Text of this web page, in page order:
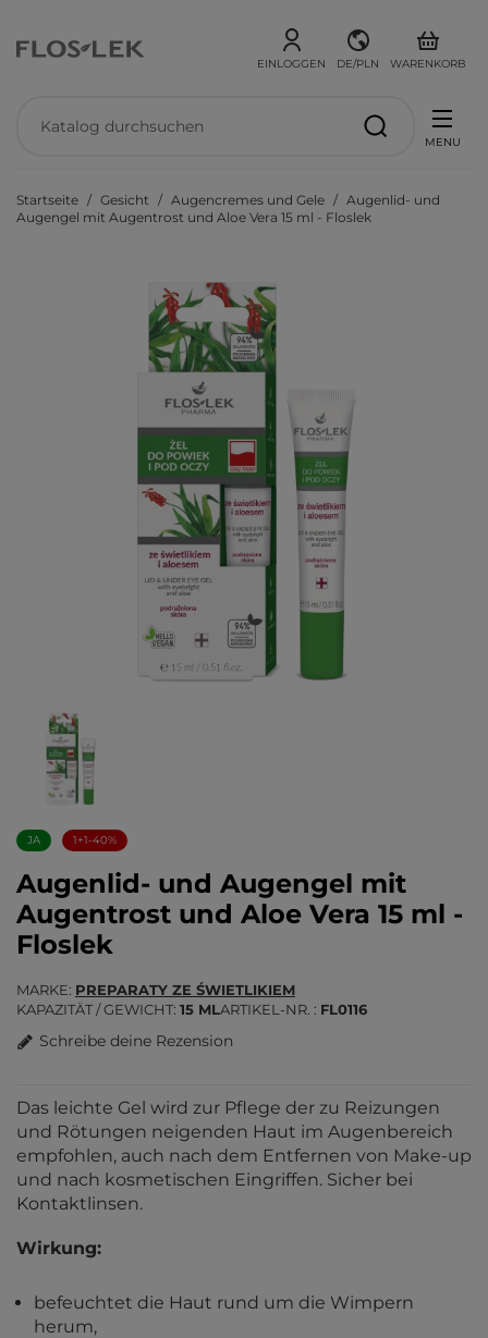
EINLOGGEN DE/PLN WARENKORB
MENU
Startseite Gesicht Augencremes und Gele
Augenlid- und
Augengel mit Augentrost und Aloe Vera 15 ml - Floslek
JA 1+1-40%
Augenlid- und Augengel mit
Augentrost und Aloe Vera 15 ml -
Floslek
MARKE PREPARATY ZE ŚWIETLIKIEM
KAPAZITÄT / GEWICHT 15 MLARTIKEL-NR. FL0116
Schreibe deine Rezension
Das leichte Gel wird zur Pflege der zu Reizungen
und Rötungen neigenden Haut im Augenbereich
empfohlen, auch nach dem Entfernen von Make-up
und nach kosmetischen Eingriffen. Sicher bei
Kontaktlinsen.
Wirkung:
befeuchtet die Haut rund um die Wimpern
herum,